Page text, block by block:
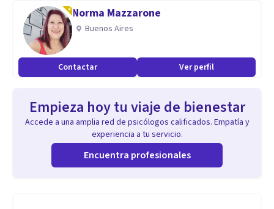
Norma Mazzarone
Buenos Aires
Contactar Ver perfil
Empieza hoy tu viaje de bienestar
Accede a una amplia red de psicólogos calificados. Empatía y
experiencia a tu servicio.
Encuentra profesionales